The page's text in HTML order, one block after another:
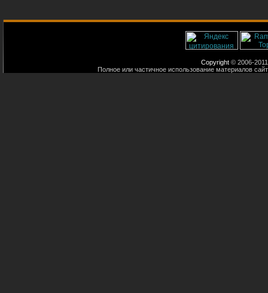
Copyright © 2006-
Полное или частичное использование материалов